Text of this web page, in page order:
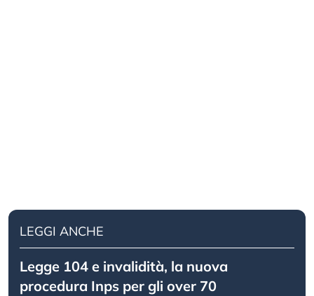
LEGGI ANCHE
Legge 104 e invalidità, la nuova
procedura Inps per gli over 70